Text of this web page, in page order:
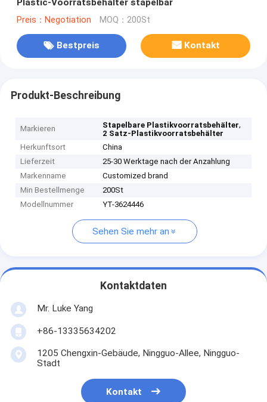
Plastic-Voorratsbehälter stapelbar
Preis：Negotiation MOQ：200St
Bestpreis Kontakt
Produkt-Beschreibung
Markieren Stapelbare Plastikvoorratsbehälter,
2 Satz-Plastikvoorratsbehälter
Herkunftsort
China
Lieferzeit
25-30 Werktage nach der Anzahlung
Markenname
Customized brand
Min Bestellmenge
200St
Modellnummer
YT-3624446
Sehen Sie mehr an
Kontaktdaten
Mr. Luke Yang
+86-13335634202
1205 Chengxin-Gebäude, Ningguo-Allee, Ningguo-
Stadt
Kontakt